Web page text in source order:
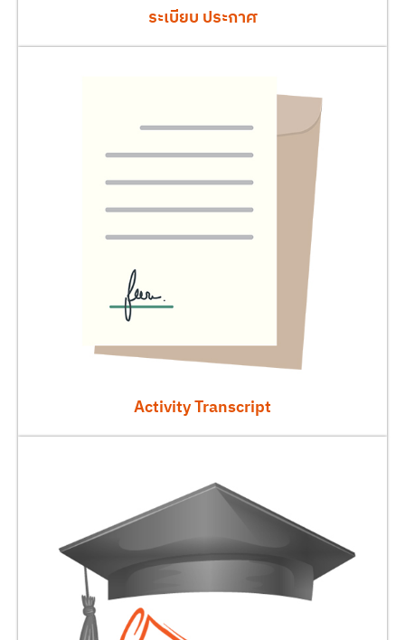
ระเบียบ ประกาศ
Activity Transcript